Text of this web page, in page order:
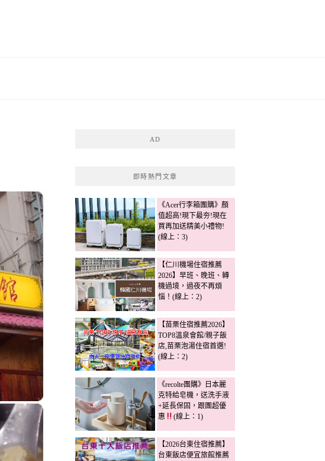
AD
即時熱門文章
《Acer行李箱團購》顏
值超高!現下最夯!現在
買再加送精美小禮物!
(線上：3)
【仁川機場住宿推薦
2026】早班、晚班、轉
機過境，過夜不再煩
惱！(線上：2)
【苗栗住宿推薦2026】
TOP8溫泉會館/親子飯
店,苗栗泡湯住宿首選!
(線上：2)
《recolte團購》日本麗
克特給皂機，送洗手液
+延長保固，跟團超優
惠
(線上：1)
【2026台東住宿推薦】
台東飯店便宜旅館推薦